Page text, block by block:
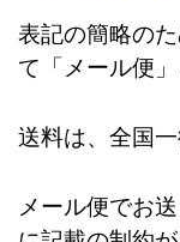
表記の簡略の
て「メール便
送料は、全国一
メール便でお